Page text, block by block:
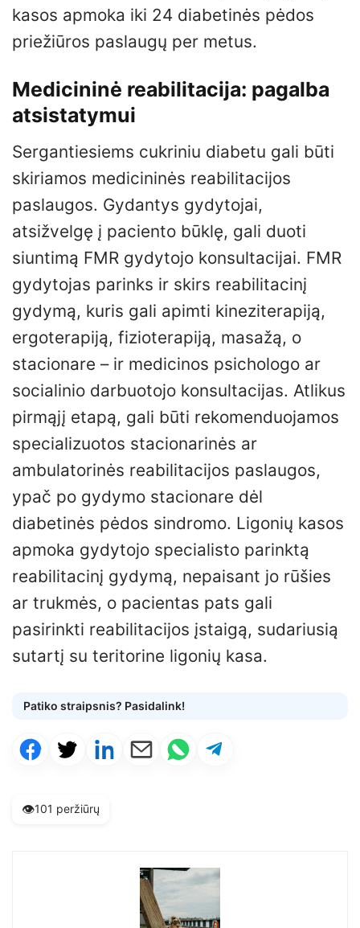
kasos apmoka iki 24 diabetinės pėdos
priežiūros paslaugų per metus.
Medicininė reabilitacija: pagalba
atsistatymui
Sergantiesiems cukriniu diabetu gali būti
skiriamos medicininės reabilitacijos
paslaugos. Gydantys gydytojai,
atsižvelgę į paciento būklę, gali duoti
siuntimą FMR gydytojo konsultacijai. FMR
gydytojas parinks ir skirs reabilitacinį
gydymą, kuris gali apimti kineziterapiją,
ergoterapiją, fizioterapiją, masažą, o
stacionare – ir medicinos psichologo ar
socialinio darbuotojo konsultacijas. Atlikus
pirmąjį etapą, gali būti rekomenduojamos
specializuotos stacionarinės ar
ambulatorinės reabilitacijos paslaugos,
ypač po gydymo stacionare dėl
diabetinės pėdos sindromo. Ligonių kasos
apmoka gydytojo specialisto parinktą
reabilitacinį gydymą, nepaisant jo rūšies
ar trukmės, o pacientas pats gali
pasirinkti reabilitacijos įstaigą, sudariusią
sutartį su teritorine ligonių kasa.
Patiko straipsnis? Pasidalink!
👁️101 peržiūrų